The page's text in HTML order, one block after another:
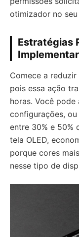
otimizador no seu
Estratégias
Comece a
pois essa ação
horas. Você
configurações,
entre 30% e 50%
tela OLED,
porque cores
nesse tipo de